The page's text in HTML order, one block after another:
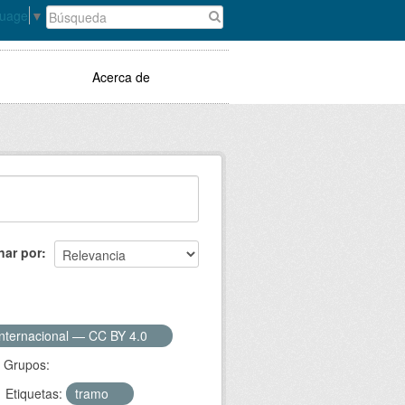
▼
Acerca de
por
— CC BY 4.0
Grupos:
Etiquetas:
tramo